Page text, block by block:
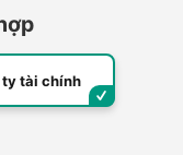
ty tài chính